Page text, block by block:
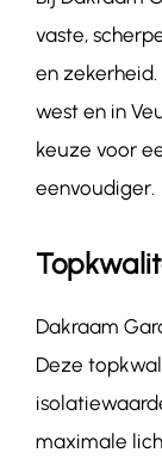
vaste,
en
west en in
keuze voor
eenvoudiger.
Dakraam
Deze
maximale